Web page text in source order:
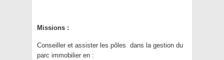
Missions :
Conseiller et assister les pôles dans la gestion du
parc immobilier en :